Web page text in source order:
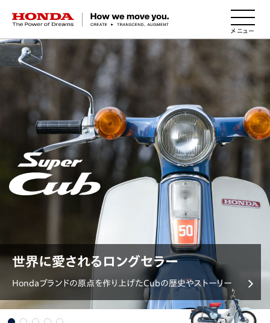
HONDA The Power of Dreams
世界に愛されるロングセラー
Hondaブランドの原点を作り上げたCubの歴史やストーリー